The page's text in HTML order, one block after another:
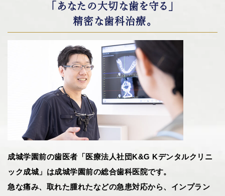
「あなたの大切な歯を守る」
精密な歯科治療。
成城学園前の歯医者「医療法人社団K&G Kデンタルクリニ
ック成城」は成城学園前の総合歯科医院です。
急な痛み、取れた腫れたなどの急患対応から、インプラン